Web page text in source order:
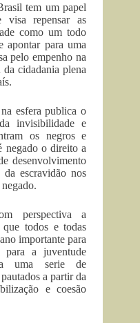
tem um papel
visa repensar as
como um todo
apontar para uma
pelo empenho na
cidadania plena
esfera publica o
invisibilidade e
os negros e
negado o direito a
desenvolvimento
escravidão nos
perspectiva a
que todos e todas
importante para
para a juventude
uma serie de
a partir da
e coesão